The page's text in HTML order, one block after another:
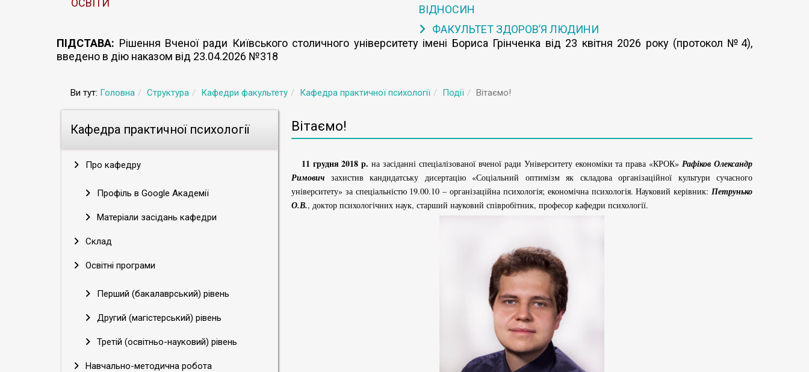
ОСВІТИ
ВІДНОСИН
ФАКУЛЬТЕТ ЗДОРОВ’Я ЛЮДИНИ
ПІДСТАВА: Рішення Вченої ради Київського столичного університету імені Бориса Грінченка від 23 квітня 2026 року (протокол №4),
введено в дію наказом від 23.04.2026 №318
Ви тут: Головна Структура Кафедри факультету Кафедра практичної психології Події Вітаємо!
Кафедра практичної психології
Про кафедру
Профіль в Google Академії
Матеріали засідань кафедри
Склад
Освітні програми
Перший (бакалаврський) рівень
Другий (магістерський) рівень
Третій (освітньо-науковий) рівень
Навчально-методична робота
Вітаємо!
11 грудня 2018 р. на засіданні спеціалізованої вченої ради Університету економіки та права «КРОК»Рафіков Олександр
Римович захистив кандидатську дисертацію «Соціальний оптимізм як складова організаційної культури сучасного
університету» за спеціальністю 19.00.10 – організаційна психологія; економічна психологія. Науковий керівник: Петрунько
О.В., доктор психологічних наук, старший науковий співробітник, професор кафедри психології.